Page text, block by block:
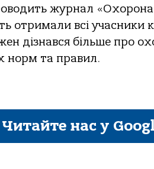
журнал «Охорона
отримали всі учасники
дізнався більше про
норм та правил.
Читайте нас у